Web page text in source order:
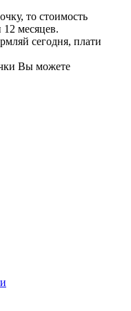
то стоимость
12 месяцев.
сегодня, плати
Вы можете